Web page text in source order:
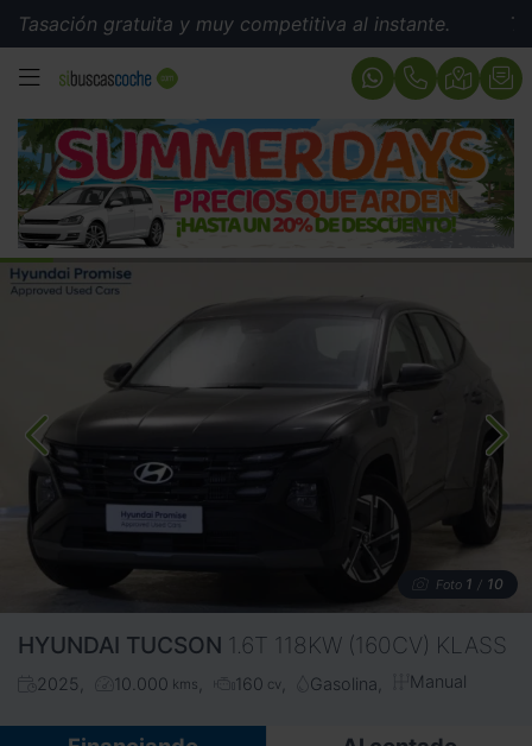
gratuita y muy competitiva al instante. Tasación
MENÚ
Foto 1 / 10
HYUNDAI TUCSON 1.6T 118KW (160CV) KLASS
2025 10.000 kms 160 cv Gasolina Manual